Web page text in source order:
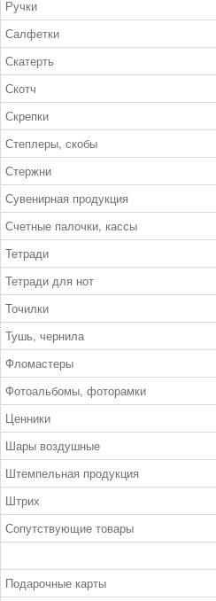
Ручки
Салфетки
Скатерть
Скотч
Скрепки
Степлеры, скобы
Стержни
Сувенирная продукция
Счетные палочки, кассы
Тетради
Тетради для нот
Точилки
Тушь, чернила
Фломастеры
Фотоальбомы, фоторамки
Ценники
Шары воздушные
Штемпельная продукция
Штрих
Сопутствующие товары
Подарочные карты